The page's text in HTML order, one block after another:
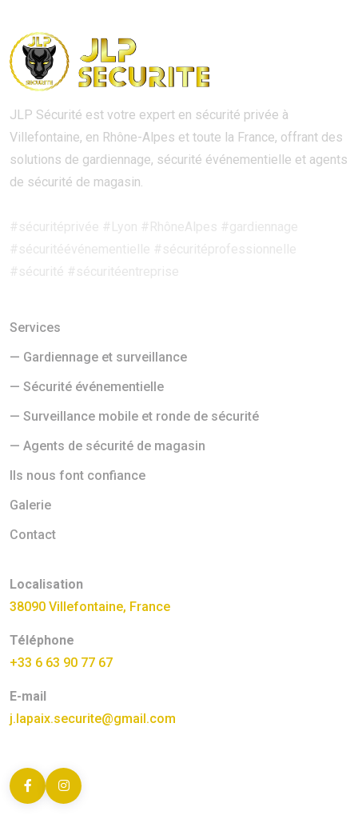
JLP Sécurité est votre expert en sécurité privée à
Villefontaine, en Rhône-Alpes et toute la France, offrant des
solutions de gardiennage, sécurité événementielle et agents
de sécurité de magasin.
#sécuritéprivée #Lyon #RhôneAlpes #gardiennage
#sécuritéévénementielle #sécuritéprofessionnelle
#sécurité #sécuritéentreprise
Services
— Gardiennage et surveillance
— Sécurité événementielle
— Surveillance mobile et ronde de sécurité
— Agents de sécurité de magasin
Ils nous font confiance
Galerie
Contact
Localisation
38090 Villefontaine, France
Téléphone
+33 6 63 90 77 67
E-mail
j.lapaix.securite@gmail.com